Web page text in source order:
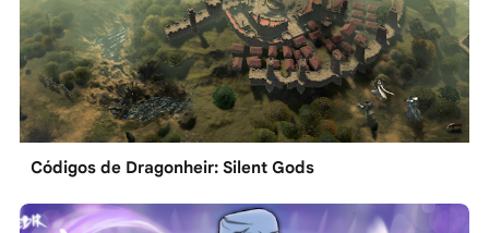
Códigos de Dragonheir: Silent Gods